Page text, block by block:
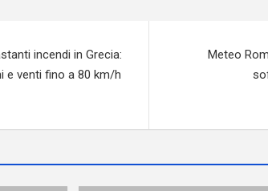
incendi in Grecia:
e venti fino a 80 km/h
Meteo